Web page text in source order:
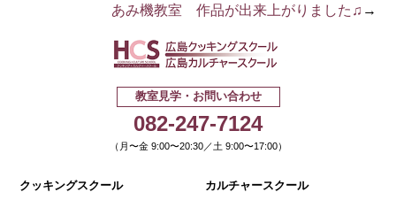
あみ機教室 作品が出来上がりました♫ →
教室見学・お問い合わせ
082-247-7124
（月〜金 9:00〜20:30／土 9:00〜17:00）
クッキングスクール カルチャースクール